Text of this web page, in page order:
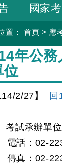
國家
置： 首頁 > 應
年公務
位
2/27】
考試承辦單
話：02-
真：02-